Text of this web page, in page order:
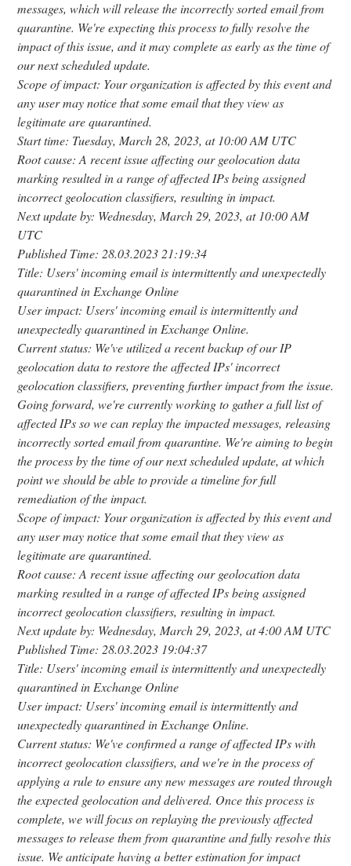
messages, which will release the incorrectly sorted email from
quarantine. We're expecting this process to fully resolve the
impact of this issue, and it may complete as early as the time of
our next scheduled update.
Scope of impact: Your organization is affected by this event and
any user may notice that some email that they view as
legitimate are quarantined.
Start time: Tuesday, March 28, 2023, at 10:00 AM UTC
Root cause: A recent issue affecting our geolocation data
marking resulted in a range of affected IPs being assigned
incorrect geolocation classifiers, resulting in impact.
Next update by: Wednesday, March 29, 2023, at 10:00 AM
UTC
Published Time: 28.03.2023 21:19:34
Title: Users' incoming email is intermittently and unexpectedly
quarantined in Exchange Online
User impact: Users' incoming email is intermittently and
unexpectedly quarantined in Exchange Online.
Current status: We've utilized a recent backup of our IP
geolocation data to restore the affected IPs' incorrect
geolocation classifiers, preventing further impact from the issue.
Going forward, we're currently working to gather a full list of
affected IPs so we can replay the impacted messages, releasing
incorrectly sorted email from quarantine. We're aiming to begin
the process by the time of our next scheduled update, at which
point we should be able to provide a timeline for full
remediation of the impact.
Scope of impact: Your organization is affected by this event and
any user may notice that some email that they view as
legitimate are quarantined.
Root cause: A recent issue affecting our geolocation data
marking resulted in a range of affected IPs being assigned
incorrect geolocation classifiers, resulting in impact.
Next update by: Wednesday, March 29, 2023, at 4:00 AM UTC
Published Time: 28.03.2023 19:04:37
Title: Users' incoming email is intermittently and unexpectedly
quarantined in Exchange Online
User impact: Users' incoming email is intermittently and
unexpectedly quarantined in Exchange Online.
Current status: We've confirmed a range of affected IPs with
incorrect geolocation classifiers, and we're in the process of
applying a rule to ensure any new messages are routed through
the expected geolocation and delivered. Once this process is
complete, we will focus on replaying the previously affected
messages to release them from quarantine and fully resolve this
issue. We anticipate having a better estimation for impact